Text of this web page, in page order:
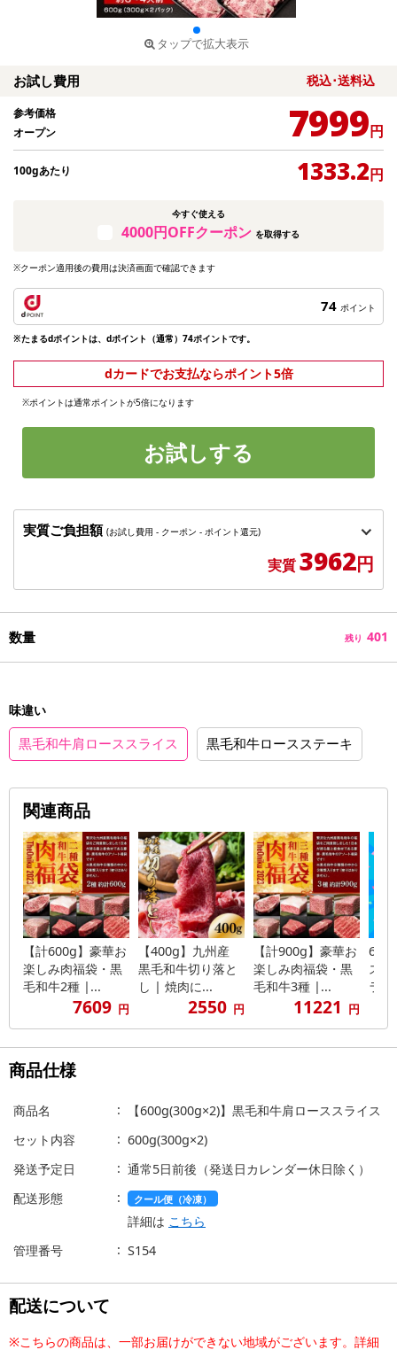
タップで拡大表示
お試し費用 税込･送料込
参考価格
オープン
7999円
100gあたり 1333.2円
今すぐ使える
4000円OFFクーポン を取得する
※クーポン適用後の費用は決済画面で確認できます
74 ポイント
※たまるdポイントは、dポイント（通常）74ポイントです。
dカードでお支払ならポイント5倍
※ポイントは通常ポイントが5倍になります
お試しする
実質ご負担額 (お試し費用 - クーポン - ポイント還元)
実質3962円
数量 残り 401
味違い
黒毛和牛肩ローススライス 黒毛和牛ロースステーキ
関連商品
【計600g】豪華お
楽しみ肉福袋・黒
毛和牛2種 |...
7609 円
【400g】九州産
黒毛和牛切り落と
し | 焼肉に...
2550 円
【計900g】豪華お
楽しみ肉福袋・黒
毛和牛3種 |...
11221 円
ス
ラ
商品仕様
商品名
【600g(300g×2)】黒毛和牛肩ローススライス
セット内容
600g(300g×2)
発送予定日
通常5日前後（発送日カレンダー休日除く）
配送形態
クール便（冷凍）
詳細は こちら
管理番号
S154
配送について
※こちらの商品は、一部お届けができない地域がございます。詳細